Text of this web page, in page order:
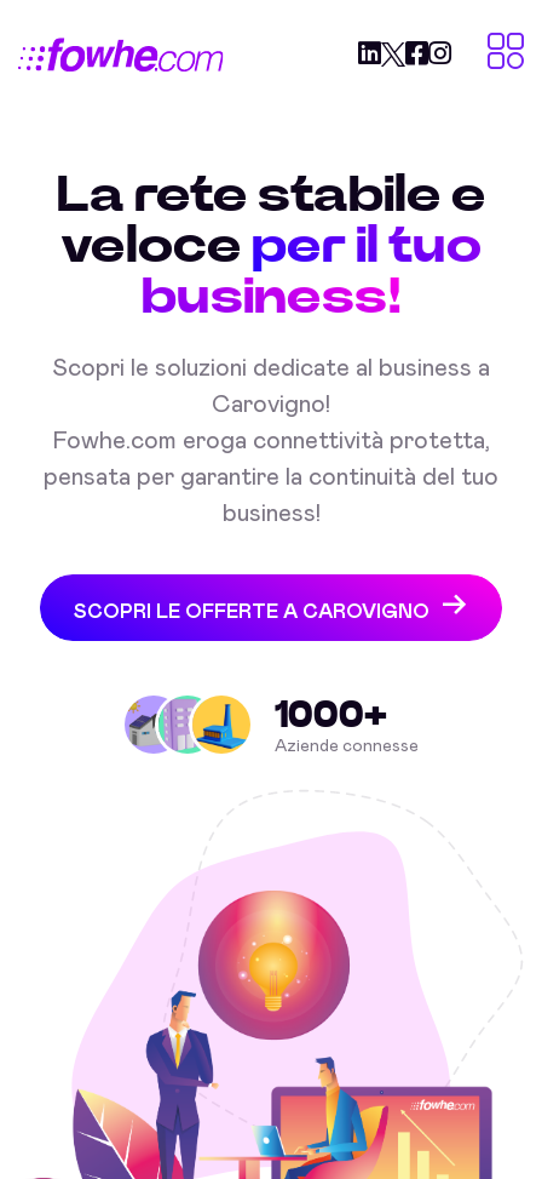
La rete stabile e
veloce per il tuo
business!
Scopri le soluzioni dedicate al business a
Carovigno!
Fowhe.com eroga connettività protetta,
pensata per garantire la continuità del tuo
business!
SCOPRI LE OFFERTE A CAROVIGNO
1000+
Aziende connesse